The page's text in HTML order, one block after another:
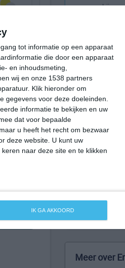
tot informatie op een apparaat
die door een apparaat
en inhoudsmeting,
wij en onze 1538 partners
Klik hieronder om
gegevens voor deze doeleinden.
informatie te bekijken en uw
dat voor bepaalde
u heeft het recht om bezwaar
deze website. U kunt uw
naar deze site en te klikken
IK GA AKKOORD
12°C
03:00
03:00
ZO 1
zonneschijn
Beste reistijd
Het weer is
reizen. Wil je
maanden zijn
reizen? Op
over de beste
duizenden
beste
Meer over